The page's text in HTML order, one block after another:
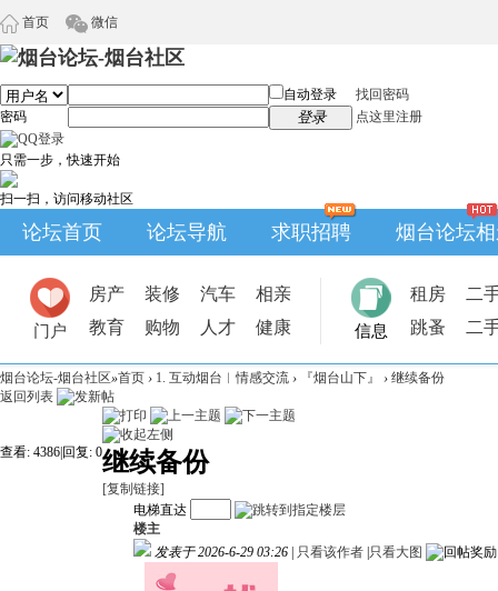
首页 微信
自动登录
找回密码
密码
登录 点这里注册
只需一步，快速开始
扫一扫，访问移动社区
论坛首页 论坛导航 求职招聘 烟台论坛
门户
房产 装修 汽车
相亲
教育
购物 人才 健康 信息
租房
二
跳蚤
二
烟台论坛-烟台社区»首页 › 1. 互动烟台︱情感交流 › 『烟台山下』 › 继续备份
返回列表
查看: 4386 回复: 0继续备份
[复制链接]
电梯直达
楼主
发表于 2026-6-29 03:26
只看该作者 只看大图